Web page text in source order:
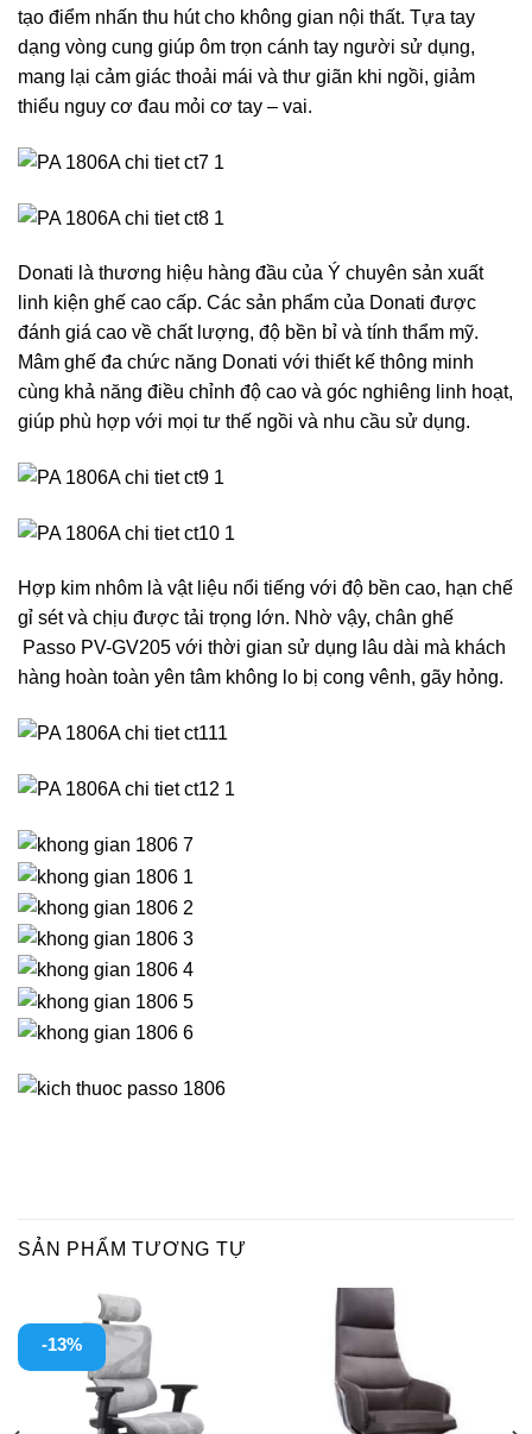
tạo điểm nhấn thu hút cho không gian nội thất. Tựa tay
dạng vòng cung giúp ôm trọn cánh tay người sử dụng,
mang lại cảm giác thoải mái và thư giãn khi ngồi, giảm
thiểu nguy cơ đau mỏi cơ tay – vai.
Donati là thương hiệu hàng đầu của Ý chuyên sản xuất
linh kiện ghế cao cấp. Các sản phẩm của Donati được
đánh giá cao về chất lượng, độ bền bỉ và tính thẩm mỹ.
Mâm ghế đa chức năng Donati với thiết kế thông minh
cùng khả năng điều chỉnh độ cao và góc nghiêng linh hoạt,
giúp phù hợp với mọi tư thế ngồi và nhu cầu sử dụng.
Hợp kim nhôm là vật liệu nổi tiếng với độ bền cao, hạn chế
gỉ sét và chịu được tải trọng lớn. Nhờ vậy, chân ghế
Passo PV-GV205 với thời gian sử dụng lâu dài mà khách
hàng hoàn toàn yên tâm không lo bị cong vênh, gãy hỏng.
SẢN PHẨM TƯƠNG TỰ
-13%